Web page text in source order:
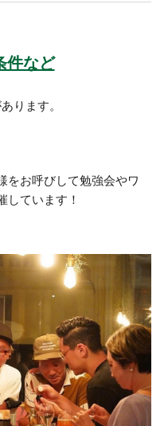
件など
ります。
をお呼びして勉強会やワ
しています！